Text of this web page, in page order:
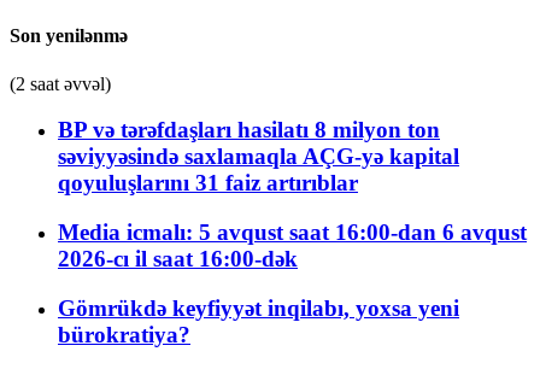
Son yenilənmə
(2 saat əvvəl)
BP və tərəfdaşları hasilatı 8 milyon ton
səviyyəsində saxlamaqla AÇG-yə kapital
qoyuluşlarını 31 faiz artırıblar
Media icmalı: 5 avqust saat 16:00-dan 6 avqust
2026-cı il saat 16:00-dək
Gömrükdə keyfiyyət inqilabı, yoxsa yeni
bürokratiya?